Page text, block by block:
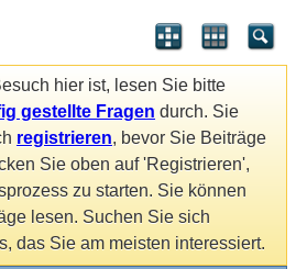
hier ist, lesen Sie bitte
gestellte Fragen durch. Sie
registrieren, bevor Sie Beiträge
Sie oben auf 'Registrieren',
zu starten. Sie können
lesen. Suchen Sie sich
das Sie am meisten interessiert.